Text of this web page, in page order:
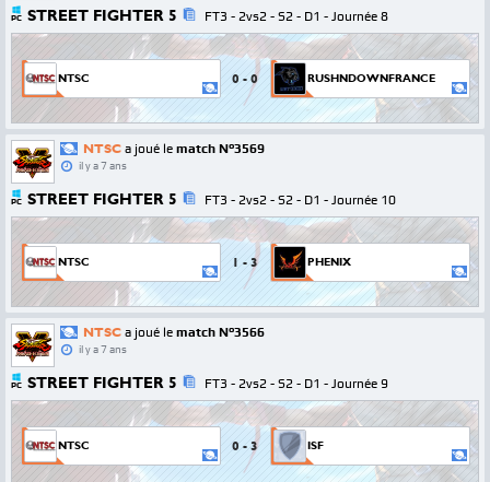
PC STREET FIGHTER 5 FT3 - 2vs2 - S2 - D1 - Journée 8
NTSC 0 - 0 RUSHNDOWNFRANCE
NTSC a joué le match N°3569
il y a 7 ans
PC STREET FIGHTER 5 FT3 - 2vs2 - S2 - D1 - Journée 10
NTSC 1 - 3 PHENIX
NTSC a joué le match N°3566
il y a 7 ans
PC STREET FIGHTER 5 FT3 - 2vs2 - S2 - D1 - Journée 9
NTSC 0 - 3 ISF